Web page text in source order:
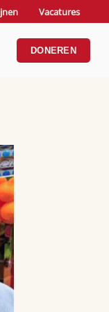
Vacatures
DONEREN